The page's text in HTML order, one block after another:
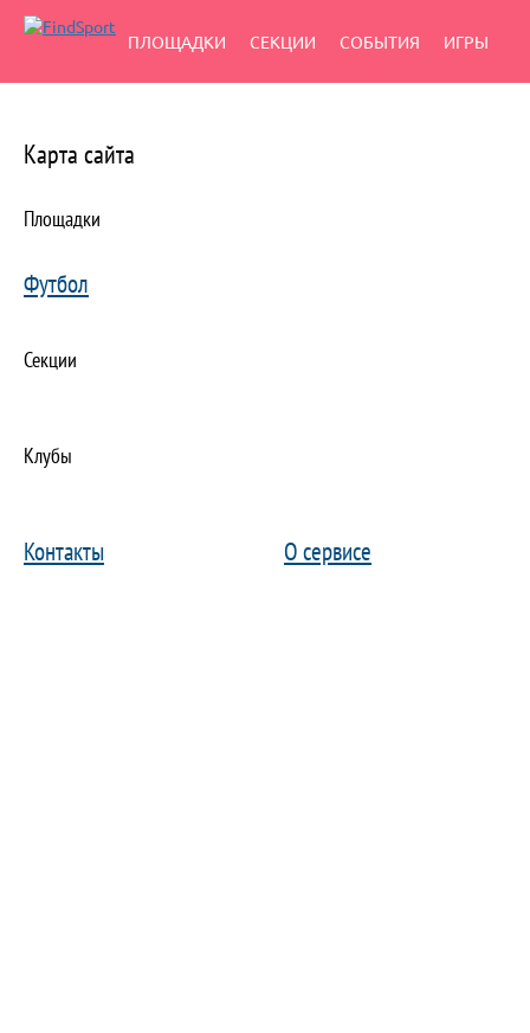
ПЛОЩАДКИ СЕКЦИИ СОБЫТИЯ ИГРЫ
Карта сайта
Площадки
Футбол
Секции
Клубы
Контакты О сервисе